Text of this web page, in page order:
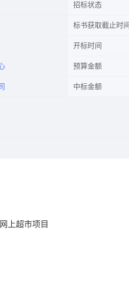
招标状态
标书获取截止时间
开标时间
预算金额
中标金额
上超市项目